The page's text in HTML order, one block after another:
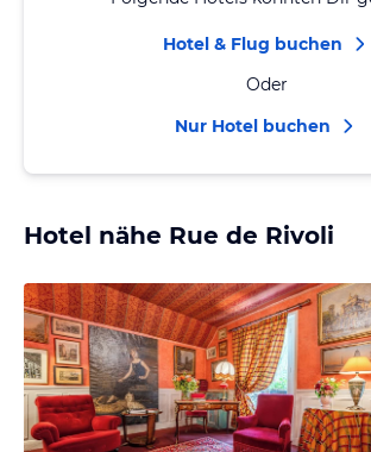
Hotel & Flug buchen
Oder
Nur Hotel buchen
Hotel nähe Rue de Rivoli